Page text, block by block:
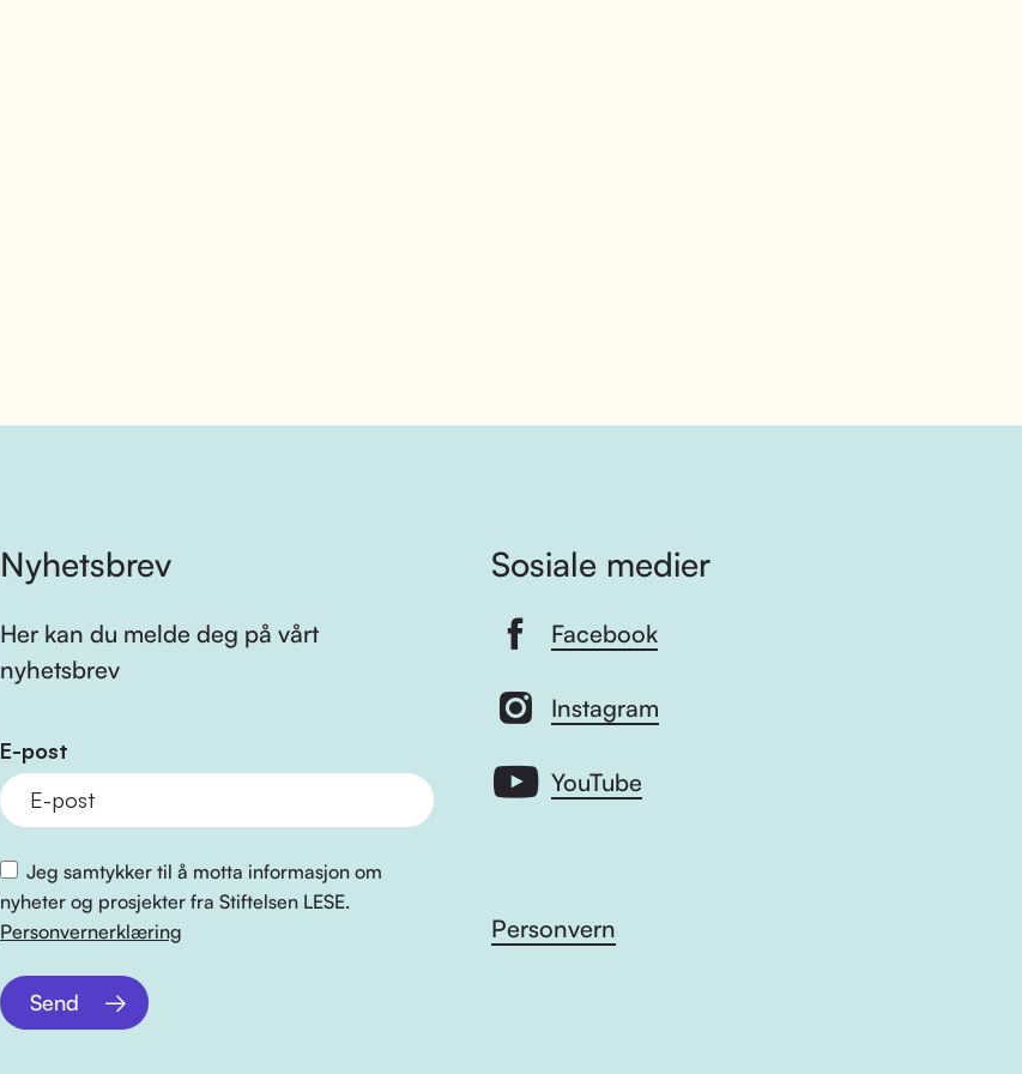
Nyhetsbrev
Her kan du melde deg på vårt
nyhetsbrev
E-post
Jeg samtykker til å motta informasjon om
nyheter og prosjekter fra Stiftelsen LESE.
Personvernerklæring
Send
Sosiale medier
Facebook
Instagram
YouTube
Personvern